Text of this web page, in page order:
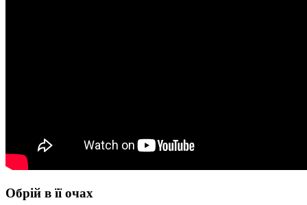
Обрій в її очах